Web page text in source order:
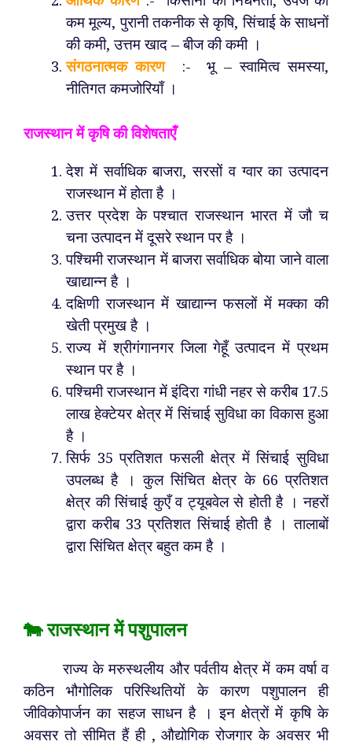
कम मूल्य, पुरानी तकनीक से कृषि, सिंचाई के साधनों
की कमी, उत्तम खाद – बीज की कमी ।
संगठनात्मक कारण:- भू – स्वामित्व समस्या,
नीतिगत कमजोरियाँ ।
राजस्थान में कृषि की विशेषताएँ
देश में सर्वाधिक बाजरा, सरसों व ग्वार का उत्पादन
राजस्थान में होता है ।
उत्तर प्रदेश के पश्चात राजस्थान भारत में जौ च
चना उत्पादन में दूसरे स्थान पर है ।
पश्चिमी राजस्थान में बाजरा सर्वाधिक बोया जाने वाला
खाद्यान्न है ।
दक्षिणी राजस्थान में खाद्यान्न फसलों में मक्का की
खेती प्रमुख है ।
राज्य में श्रीगंगानगर जिला गेहूँ उत्पादन में प्रथम
स्थान पर है ।
पश्चिमी राजस्थान में इंदिरा गांधी नहर से करीब 17.5
लाख हेक्टेयर क्षेत्र में सिंचाई सुविधा का विकास हुआ
है ।
सिर्फ 35 प्रतिशत फसली क्षेत्र में सिंचाई सुविधा
उपलब्ध है । कुल सिंचित क्षेत्र के 66 प्रतिशत
क्षेत्र की सिंचाई कुएँ व ट्यूबवेल से होती है । नहरों
द्वारा करीब 33 प्रतिशत सिंचाई होती है । तालाबों
द्वारा सिंचित क्षेत्र बहुत कम है ।
🐄 राजस्थान में पशुपालन
राज्य के मरुस्थलीय और पर्वतीय क्षेत्र में कम वर्षा व
कठिन भौगोलिक परिस्थितियों के कारण पशुपालन ही
जीविकोपार्जन का सहज साधन है । इन क्षेत्रों में कृषि के
अवसर तो सीमित हैं ही , औद्योगिक रोजगार के अवसर भी